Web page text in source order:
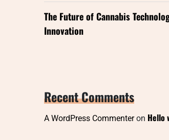
The Future of Cannabis
Innovation
Recent Comments
A WordPress Commenteron Hello